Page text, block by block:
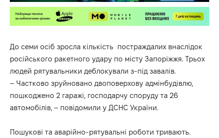
До семи осіб зросла кількість постраждалих внаслідок
російського ракетного удару по місту Запоріжжя. Трьох
людей рятувальники деблокували з-під завалів.
– Частково зруйновано двоповерхову адмінбудівлю,
пошкоджено 2 гаражі, господарчу споруду та 26
автомобілів, – повідомили у ДСНС України.
Пошукові та аварійно-рятувальні роботи тривають.